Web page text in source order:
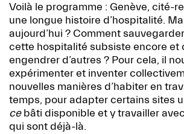
Voilà le programme : Genève, cité-
une longue histoire d’hospitalité.
aujourd’hui ? Comment
cette hospitalité subsiste encore et
engendrer d’autres ? Pour cela, il
expérimenter et inventer
nouvelles manières d’habiter en
temps, pour adapter certains sites
cebâti disponible et y travailler avec
qui sont déjà-là.